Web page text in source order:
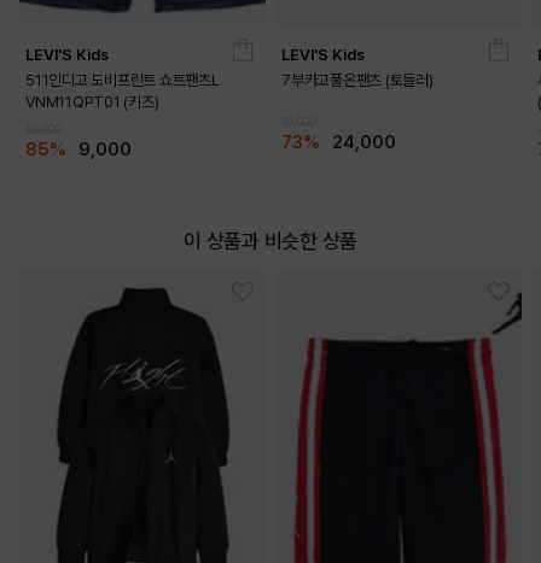
LEVI'S Kids
511인디고 도비프린트 쇼트팬츠L
VNM11QPT01 (키즈)
85% 9,000
LEVI'S Kids
7부카고풀온팬츠 (토들러)
73% 24,000
이 상품과 비슷한 상품